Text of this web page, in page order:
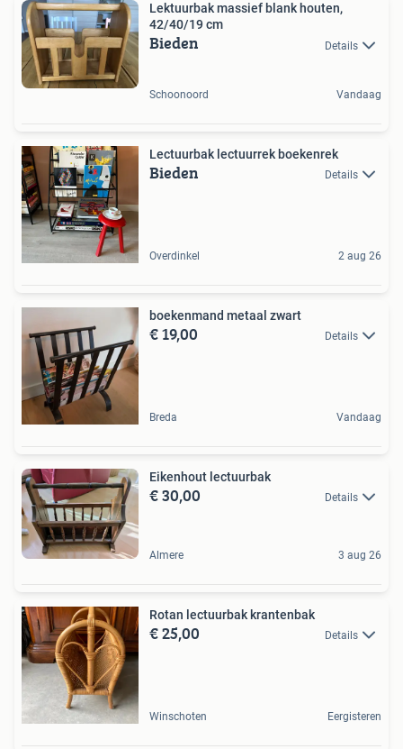
Lektuurbak massief blank houten,
42/40/19 cm
Bieden Details
Schoonoord Vandaag
Lectuurbak lectuurrek boekenrek
Bieden Details
Overdinkel 2 aug 26
boekenmand metaal zwart
€ 19,00 Details
Breda Vandaag
Eikenhout lectuurbak
€ 30,00 Details
Almere 3 aug 26
Rotan lectuurbak krantenbak
€ 25,00 Details
Winschoten Eergisteren